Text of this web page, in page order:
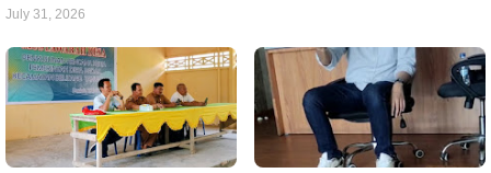
July 31, 2026